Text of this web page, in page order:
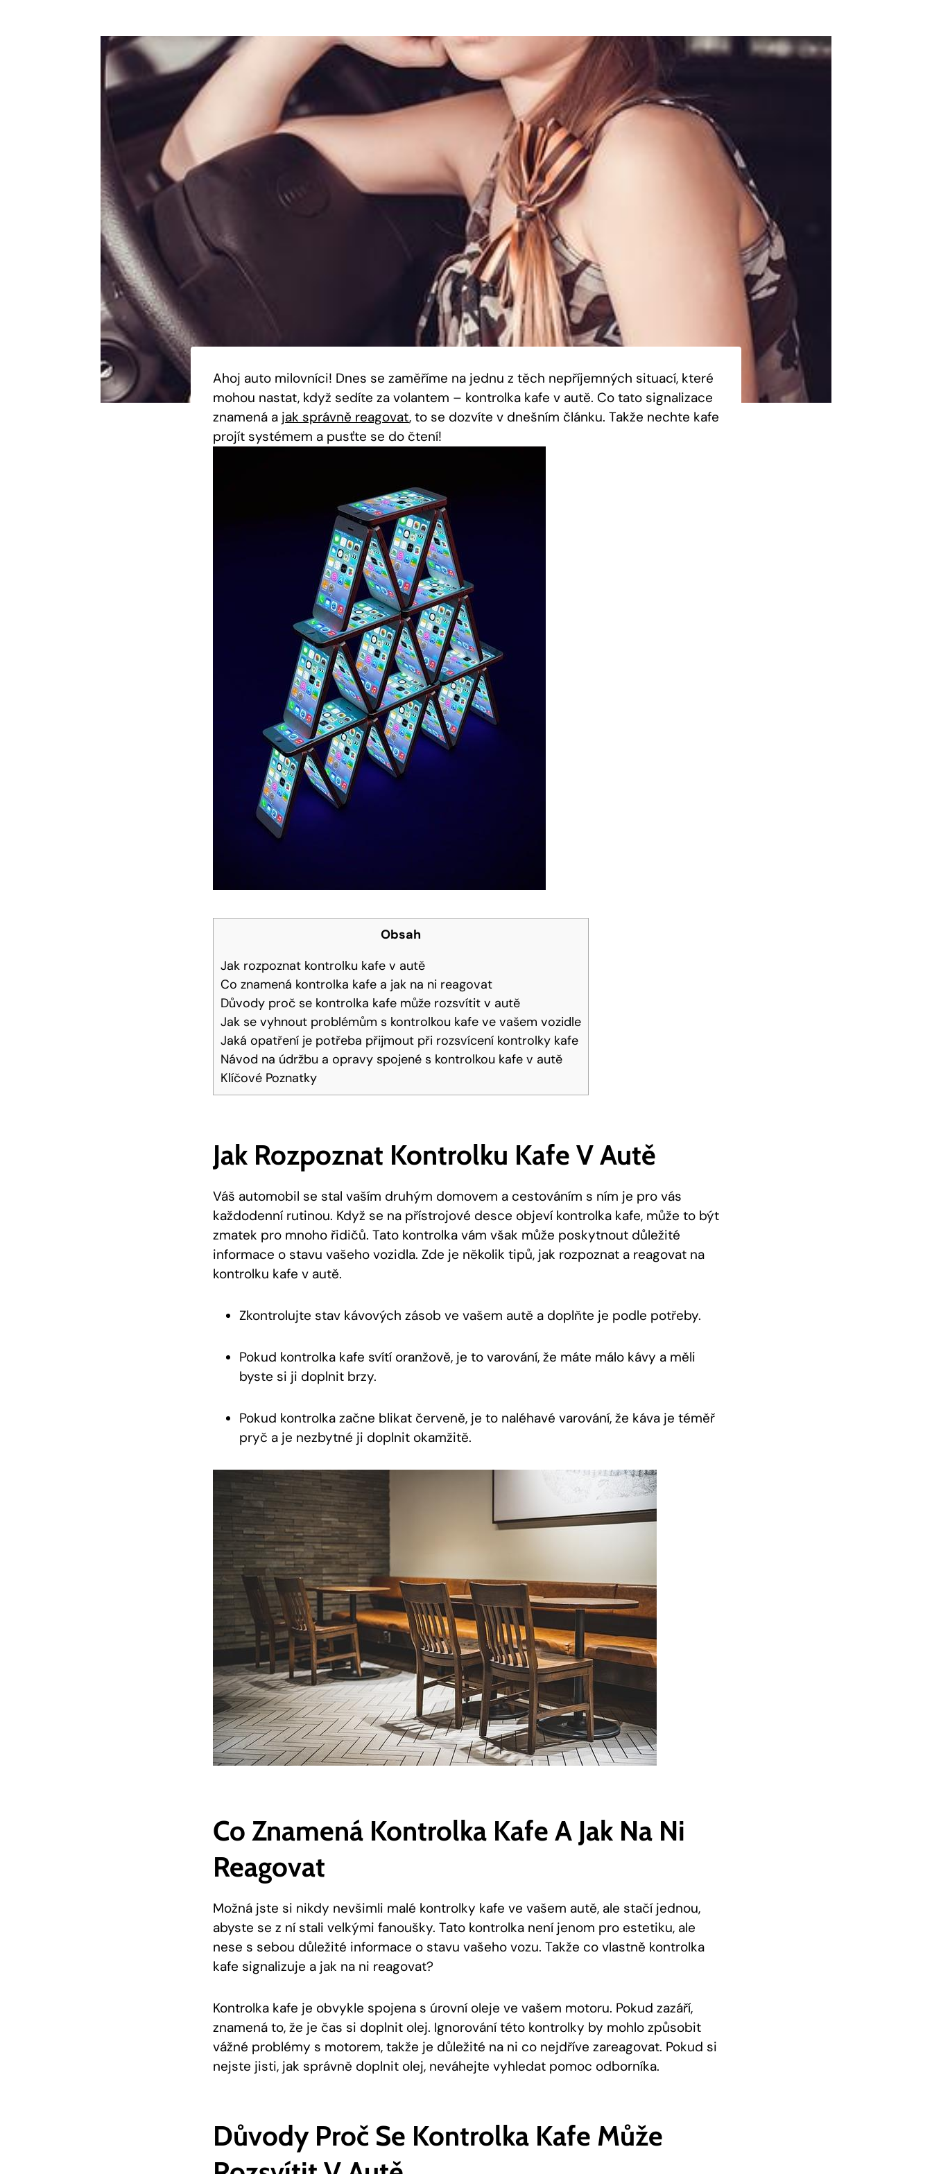
Ahoj auto milovníci! Dnes se zaměříme na jednu z těch nepříjemných situací, které
mohou nastat, když sedíte za volantem – kontrolka kafe v autě. Co tato signalizace
znamená a jak správně reagovat, to se dozvíte v dnešním článku. Takže nechte kafe
projít systémem a pusťte se do čtení!
Obsah
Jak rozpoznat kontrolku kafe v autě
Co znamená kontrolka kafe a jak na ni reagovat
Důvody proč se kontrolka kafe může rozsvítit v autě
Jak se vyhnout problémům s kontrolkou kafe ve vašem vozidle
Jaká opatření je potřeba přijmout při rozsvícení kontrolky kafe
Návod na údržbu a opravy spojené s kontrolkou kafe v autě
Klíčové Poznatky
Jak Rozpoznat Kontrolku Kafe V Autě
Váš automobil se stal vaším druhým domovem a cestováním s ním je pro vás
každodenní rutinou. Když se na přístrojové desce objeví kontrolka kafe, může to být
zmatek pro mnoho řidičů. Tato kontrolka vám však může poskytnout důležité
informace o stavu vašeho vozidla. Zde je několik tipů, jak rozpoznat a reagovat na
kontrolku kafe v autě.
Zkontrolujte stav kávových zásob ve vašem autě a doplňte je podle potřeby.
Pokud kontrolka kafe svítí oranžově, je to varování, že máte málo kávy a měli
byste si ji doplnit brzy.
Pokud kontrolka začne blikat červeně, je to naléhavé varování, že káva je téměř
pryč a je nezbytné ji doplnit okamžitě.
Co Znamená Kontrolka Kafe A Jak Na Ni
Reagovat
Možná jste si nikdy nevšimli malé kontrolky kafe ve vašem autě, ale stačí jednou,
abyste se z ní stali velkými fanoušky. Tato kontrolka není jenom pro estetiku, ale
nese s sebou důležité informace o stavu vašeho vozu. Takže co vlastně kontrolka
kafe signalizuje a jak na ni reagovat?
Kontrolka kafe je obvykle spojena s úrovní oleje ve vašem motoru. Pokud zazáří,
znamená to, že je čas si doplnit olej. Ignorování této kontrolky by mohlo způsobit
vážné problémy s motorem, takže je důležité na ni co nejdříve zareagovat. Pokud si
nejste jisti, jak správně doplnit olej, neváhejte vyhledat pomoc odborníka.
Důvody Proč Se Kontrolka Kafe Může